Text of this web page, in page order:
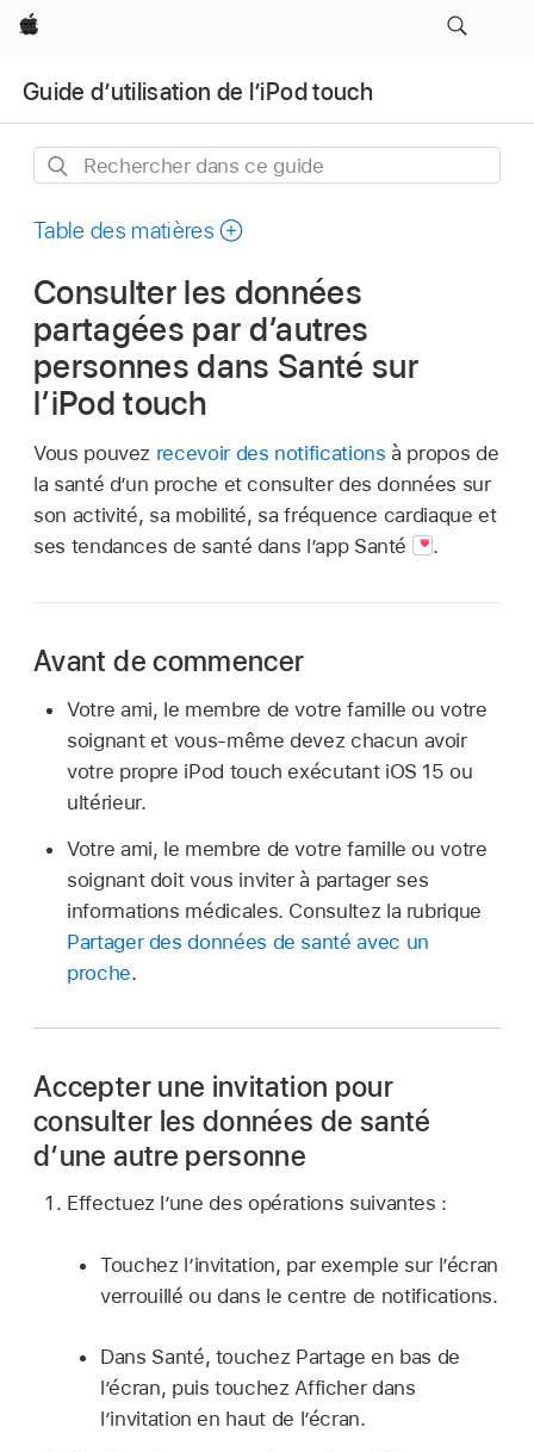
Apple
Guide d’utilisation de l’iPod touch
Rechercher
ce
Table des matières
Consulter les données
partagées par d’autres
personnes dans Santé sur
l’iPod touch
Vous pouvez recevoir des notifications à propos de
la santé d’un proche et consulter des données sur
son activité, sa mobilité, sa fréquence cardiaque et
ses tendances de santé dans l’app Santé
.
Avant de commencer
Votre ami, le membre de votre famille ou votre
soignant et vous-même devez chacun avoir
votre propre iPod touch exécutant iOS 15 ou
ultérieur.
Votre ami, le membre de votre famille ou votre
soignant doit vous inviter à partager ses
informations médicales. Consultez la rubrique
Partager des données de santé avec un
proche.
Accepter une invitation pour
consulter les données de santé
d’une autre personne
Effectuez l’une des opérations suivantes :
Touchez l’invitation, par exemple sur l’écran
verrouillé ou dans le centre de notifications.
Dans Santé, touchez Partage en bas de
l’écran, puis touchez Afficher dans
l’invitation en haut de l’écran.